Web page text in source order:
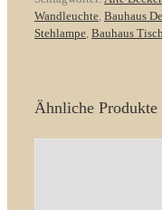
Art
-
Deco
Wandleuchte, Bauhaus
Stehlampe, Bauhaus
Ähnliche Produkte